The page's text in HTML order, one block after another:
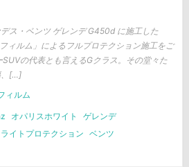
ス・ベンツ ゲレンデ G450d に施工した
ィルム」によるフルプロテクション施工をご
の代表とも言えるGクラス。その堂々た
、[…]
ィルム
オパリスホワイト
ゲレンデ
イトプロテクション
ベンツ